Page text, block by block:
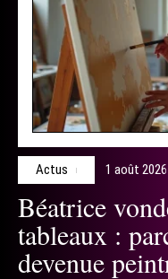
Actus 1 août 2026
Béatrice
tableaux :
devenue